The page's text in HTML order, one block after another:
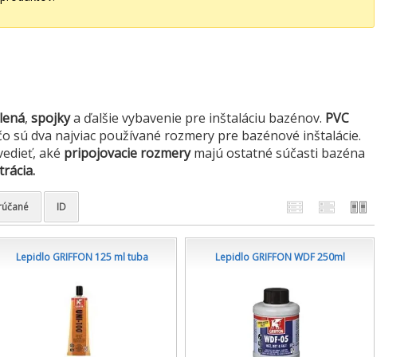
, spojkya ďalšie vybavenie pre inštaláciu bazénov. PVC
sú dva najviac používané rozmery pre bazénové inštalácie.
aké pripojovacie rozmerymajú ostatné súčasti bazéna
ID
Lepidlo GRIFFON 125 ml tuba Lepidlo GRIFFON WDF 250ml